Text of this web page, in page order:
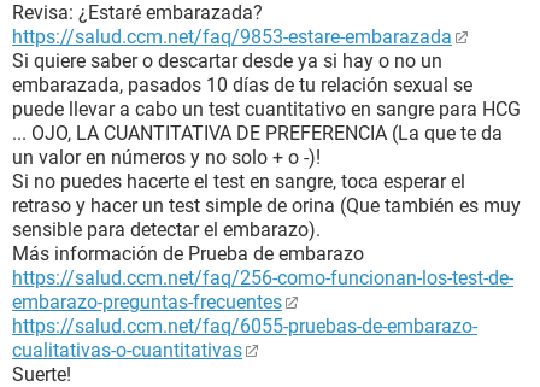
Revisa: ¿Estaré embarazada?
https://salud.ccm.net/faq/9853-estare-embarazada
Si quiere saber o descartar desde ya si hay o no un
embarazada, pasados 10 días de tu relación sexual se
puede llevar a cabo un test cuantitativo en sangre para HCG
... OJO, LA CUANTITATIVA DE PREFERENCIA (La que te da
un valor en números y no solo + o -)!
Si no puedes hacerte el test en sangre, toca esperar el
retraso y hacer un test simple de orina (Que también es muy
sensible para detectar el embarazo).
Más información de Prueba de embarazo
https://salud.ccm.net/faq/256-como-funcionan-los-test-de-
embarazo-preguntas-frecuentes
https://salud.ccm.net/faq/6055-pruebas-de-embarazo-
cualitativas-o-cuantitativas
Suerte!